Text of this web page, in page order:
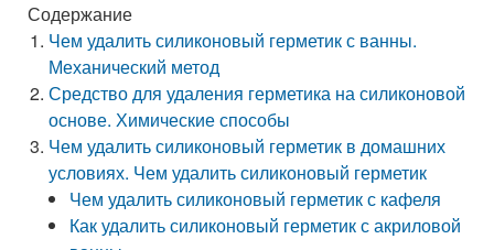
Содержание
Чем удалить силиконовый герметик с ванны.
Механический метод
Средство для удаления герметика на силиконовой
основе. Химические способы
Чем удалить силиконовый герметик в домашних
условиях. Чем удалить силиконовый герметик
Чем удалить силиконовый герметик с кафеля
Как удалить силиконовый герметик с акриловой